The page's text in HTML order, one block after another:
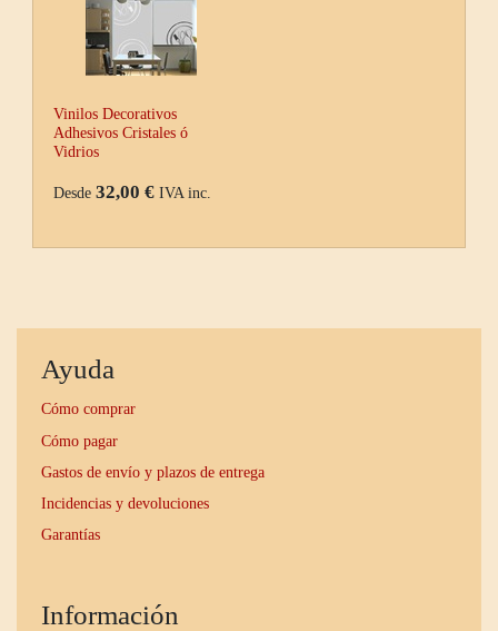
Vinilos Decorativos
Adhesivos Cristales ó
Vidrios
Desde 32,00 € IVA inc.
Ayuda
Cómo comprar
Cómo pagar
Gastos de envío y plazos de entrega
Incidencias y devoluciones
Garantías
Información